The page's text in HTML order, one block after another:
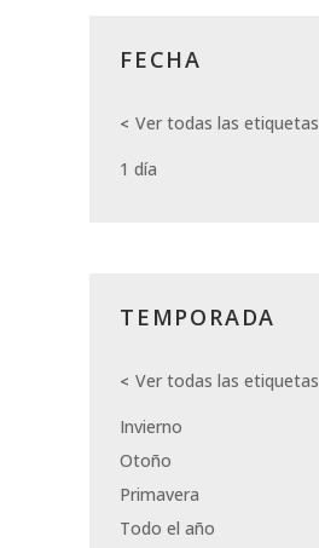
FECHA
Ver todas las etiquetas
1 día
TEMPORADA
Ver todas las etiquetas
Invierno
Otoño
Primavera
Todo el año